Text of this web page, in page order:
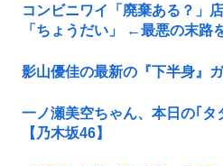
コンビニワイ「廃棄ある？」
「ちょうだい」 ←最悪の末路
影山優佳の最新の『下半身』
一ノ瀬美空ちゃん、本日の｢タ
【乃木坂46】